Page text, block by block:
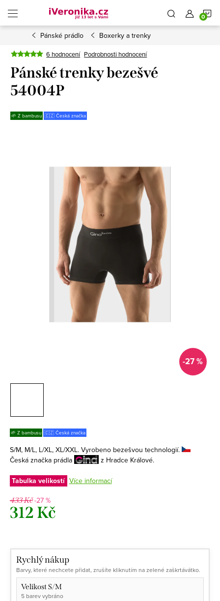
obsah
Pánské prádlo Boxerky a trenky
6 hodnocení Podrobnosti hodnocení
Pánské trenky bezešvé
54004P
🌱 Z bambusu 🇨🇿 Česká značka
-27 %
🌱 Z bambusu 🇨🇿 Česká značka
S/M, M/L, L/XL, XL/XXL. Vyrobeno bezešvou technologií.
Česká značka prádla
z Hradce Králové.
Tabulka velikostí Více informací
433 Kč-27 %
312 Kč
Rychlý nákup
Barvy, které nechcete přidat, zrušíte kliknutím na zelené zaškrtávátko.
Velikost S/M
5 barev vybráno